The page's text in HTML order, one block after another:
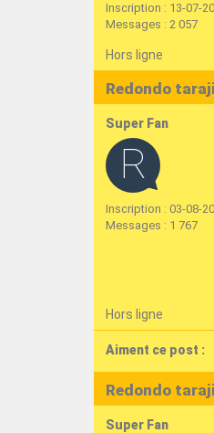
Inscription : 13-07-
Messages : 2 057
Hors ligne
Redondo taraji
Super Fan
Inscription : 03-08-
Messages : 1 767
Hors ligne
Aiment ce post :
Redondo taraji
Super Fan